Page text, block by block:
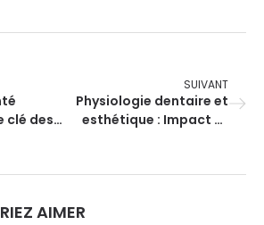
clé des
SUIVANT
Physiologie dentaire et
esthétique : Impact et
AIMER